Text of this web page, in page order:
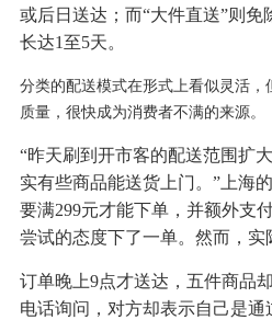
或后日送达；而“大件直送”则免
长达1至5天。
分类的配送模式在形式上看似灵活，
质量，很快成为消费者不满的来源。
“昨天刷到开市客的配送范围扩
实有些商品能送货上门。”上海
要满299元才能下单，并额外支
尝试的态度下了一单。然而，实
订单晚上9点才送达，五件商品
电话询问，对方却表示自己是